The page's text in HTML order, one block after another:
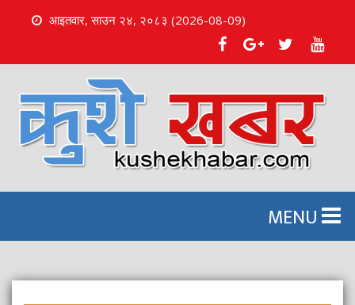
आइतवार, साउन २४, २०८३ (2026-08-09)
o
e
MENU